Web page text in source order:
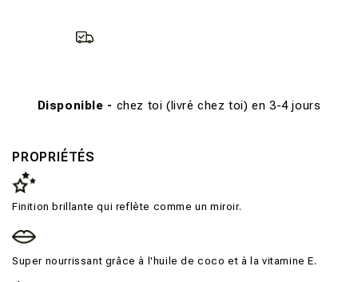
Disponible - chez toi (livré chez toi) en 3-4 jours
PROPRIÉTÉS
Finition brillante qui reflète comme un miroir.
Super nourrissant grâce à l'huile de coco et à la vitamine E.